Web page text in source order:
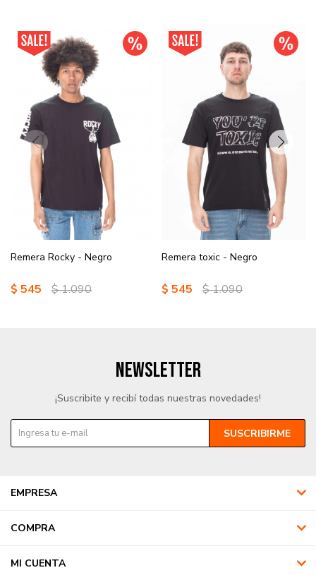
Remera Rocky - Negro
$ 545 $1.090
Remera toxic - Negro
$ 545 $1.090
EMPRESA
COMPRA
MI CUENTA
NEWSLETTER
¡Suscribite y recibí todas nuestras novedades!
SUSCRIBIRME